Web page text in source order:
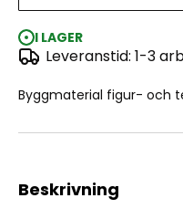
I LAGER
Leveranstid: 1-3
Byggmaterial figur- och
Styrene Strip:
Beskrivning